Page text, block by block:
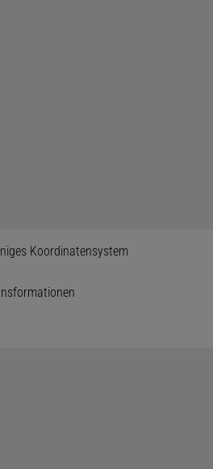
Koordinatensystem